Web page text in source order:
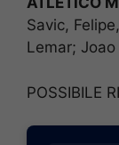
Savic,
Lemar; Joao
POSSIBILE